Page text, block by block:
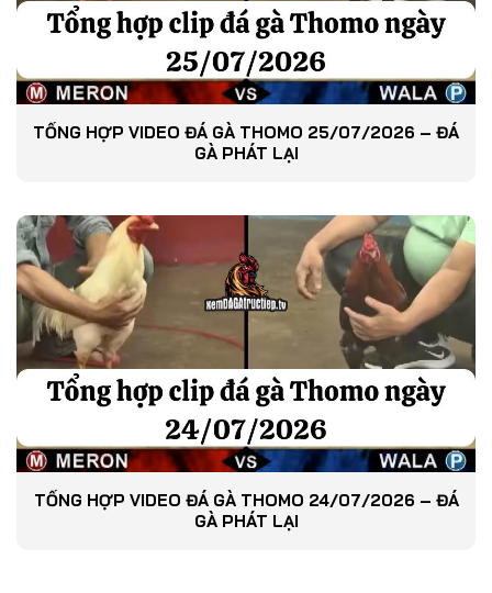
TỔNG HỢP VIDEO ĐÁ GÀ THOMO 25/07/2026 – ĐÁ
GÀ PHÁT LẠI
TỔNG HỢP VIDEO ĐÁ GÀ THOMO 24/07/2026 – ĐÁ
GÀ PHÁT LẠI